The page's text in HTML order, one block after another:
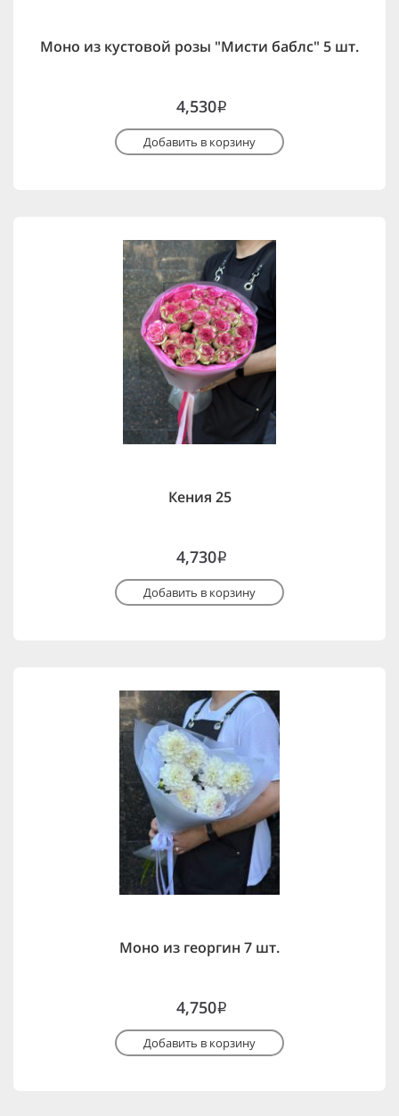
Моно из кустовой розы "Мисти баблс" 5 шт.
4,530i
Добавить в корзину
Кения 25
4,730i
Добавить в корзину
Моно из георгин 7 шт.
4,750i
Добавить в корзину